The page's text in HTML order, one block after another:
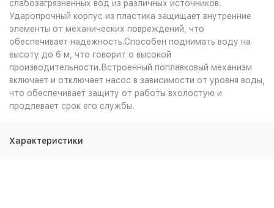
слабозагрязненных вод из различных источников.
Ударопрочный корпус из пластика защищает внутренние
элементы от механических повреждений, что
обеспечивает надежность.Способен поднимать воду на
высоту до 6 м, что говорит о высокой
производительности.Встроенный поплавковый механизм
включает и отключает насос в зависимости от уровня воды,
что обеспечивает защиту от работы вхолостую и
продлевает срок его службы.
Характеристики